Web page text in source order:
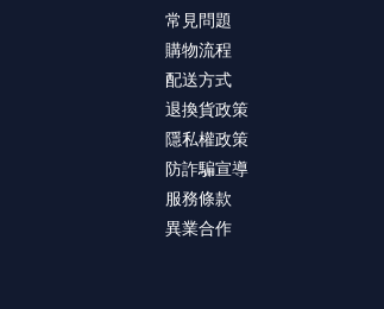
常見問題
購物流程
配送方式
退換貨政策
隱私權政策
防詐騙宣導
服務條款
異業合作